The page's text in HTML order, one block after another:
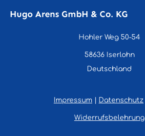
Hugo Arens GmbH & Co. KG
Hohler Weg 50-54
58636 Iserlohn
Deutschland
Impressum Datenschutz
Widerrufsbelehrung